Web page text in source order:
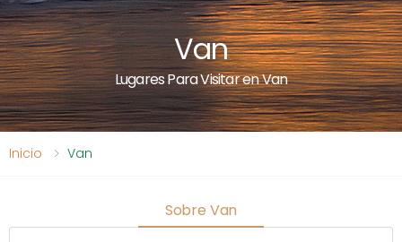
Van
Lugares Para Visitar en Van
Inicio Van
Sobre Van